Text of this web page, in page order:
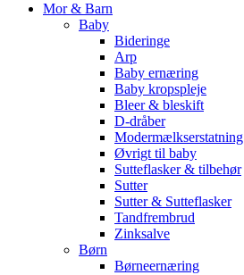
Mor & Barn
Baby
Bideringe
Arp
Baby ernæring
Baby kropspleje
Bleer & bleskift
D-dråber
Modermælkserstatning
Øvrigt til baby
Sutteflasker & tilbehør
Sutter
Sutter & Sutteflasker
Tandfrembrud
Zinksalve
Børn
Børneernæring